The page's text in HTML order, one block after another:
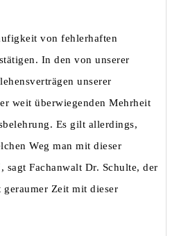
von fehlerhaften
In den von unserer
unserer
weit überwiegenden Mehrheit
Es gilt allerdings,
Weg man mit dieser
sagt Fachanwalt Dr. Schulte, der
geraumer Zeit mit dieser